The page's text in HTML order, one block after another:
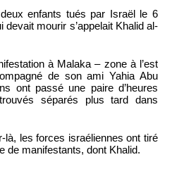
enfants tués par Israël le 6
devait mourir s’appelait Khalid al-
à Malaka – zone à l’est
de son ami Yahia Abu
ont passé une paire d’heures
séparés plus tard dans
là, les forces israéliennes ont tiré
de manifestants, dont Khalid.